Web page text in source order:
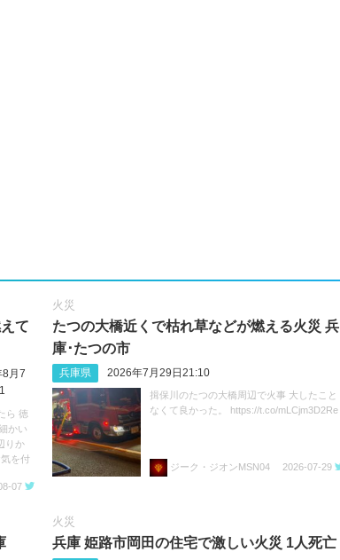
て
月7
ら 徳
かい
りか
を付
07
火災
たつの大橋近くで枯れ草などが燃える火災 兵
庫･たつの市
兵庫県 2026年7月29日21:10
揖保川のたつの大橋周辺で火事 大したこと
なくて良かった。 https://t.co/mLCjm3D2Re
ジーク・ジオンMSN04 2026-07-29
火災
兵庫 姫路市岡田の住宅で激しい火災 1人死亡